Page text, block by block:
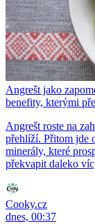
Angrešt jako
benefity, kterými
Angrešt roste na
přehlíží. Přitom jde
minerály, které
překvapit daleko
Cooky.cz
dnes, 00:37